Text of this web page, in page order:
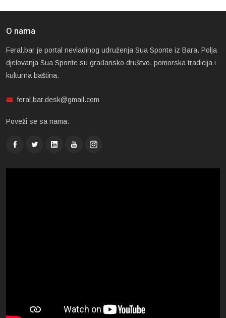
O nama
Feral.bar je portal nevladinog udruženja Sua Sponte iz Bara. Polja
djelovanja Sua Sponte su građansko društvo, pomorska tradicija i
kulturna baština.
feral.bar.desk@gmail.com
Poveži se sa nama: